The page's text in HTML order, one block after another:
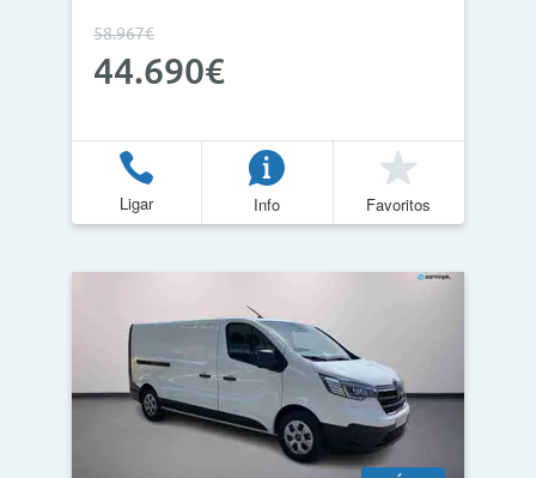
58.967€
44.690€
Ligar Info Favoritos